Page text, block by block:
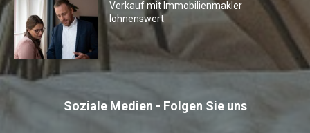
Verkauf mit Immobilienmakler
lohnenswert
Soziale Medien - Folgen Sie uns